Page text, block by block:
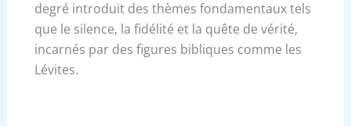
degré introduit des thèmes fondamentaux tels
que le silence, la fidélité et la quête de vérité,
incarnés par des figures bibliques comme les
Lévites.